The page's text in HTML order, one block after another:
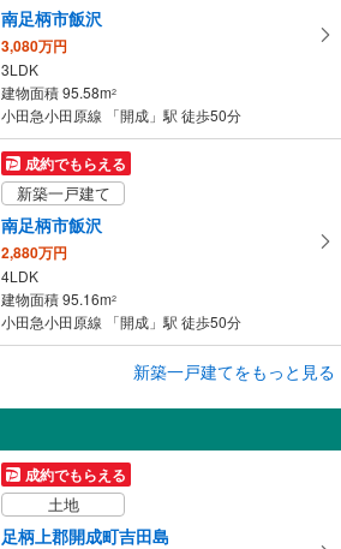
南足柄市飯沢
3,080万円
3LDK
建物面積 95.58m2
小田急小田原線 「開成」駅 徒歩50分
成約でもらえる
新築一戸建て
南足柄市飯沢
2,880万円
4LDK
建物面積 95.16m2
小田急小田原線 「開成」駅 徒歩50分
2,780万円
4LDK
建物面積 94.76m
小田急小田原線 「開成」駅 徒歩28分
新築一戸建てをもっと見る
成約でもらえる
土地
足柄上郡開成町吉田島